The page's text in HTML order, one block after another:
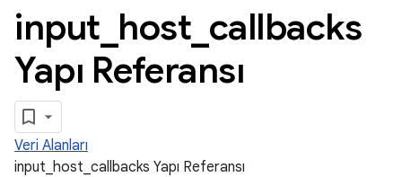
input host callbacks
Yapı Referansı
Veri Alanları
input_host_callbacks Yapı Referansı